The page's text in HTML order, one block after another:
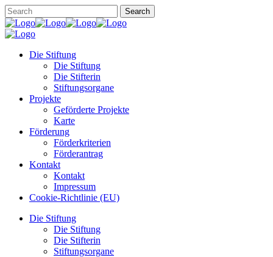
Die Stiftung
Die Stiftung
Die Stifterin
Stiftungsorgane
Projekte
Geförderte Projekte
Karte
Förderung
Förderkriterien
Förderantrag
Kontakt
Kontakt
Impressum
Cookie-Richtlinie (EU)
Die Stiftung
Die Stiftung
Die Stifterin
Stiftungsorgane